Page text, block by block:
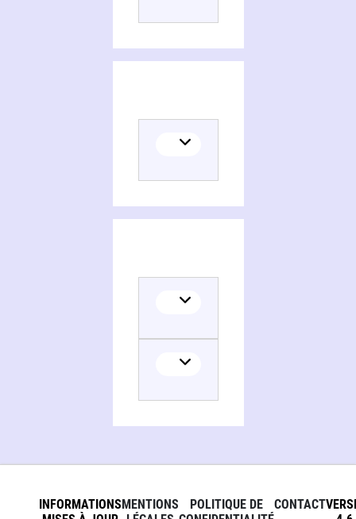
INFORMATIONS MENTIONS
POLITIQUE DE
CONTACT